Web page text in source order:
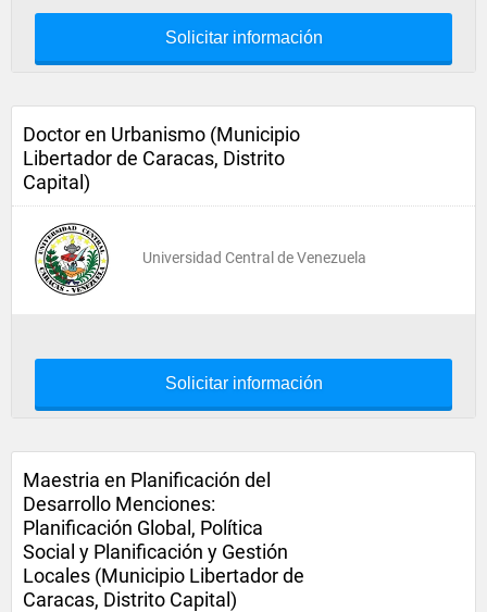
Solicitar información
Doctor en Urbanismo (Municipio
Libertador de Caracas, Distrito
Capital)
Universidad Central de Venezuela
Solicitar información
Maestria en Planificación del
Desarrollo Menciones:
Planificación Global, Política
Social y Planificación y Gestión
Locales (Municipio Libertador de
Caracas, Distrito Capital)